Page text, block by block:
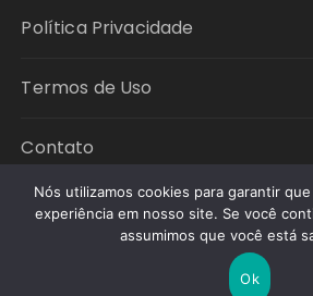
Política Privacidade
Termos de Uso
Contato
Copyright © 2026 Política em
Nós utilizamos cookies para garantir
experiência em nosso site. Se você
assumimos que você está
Ok